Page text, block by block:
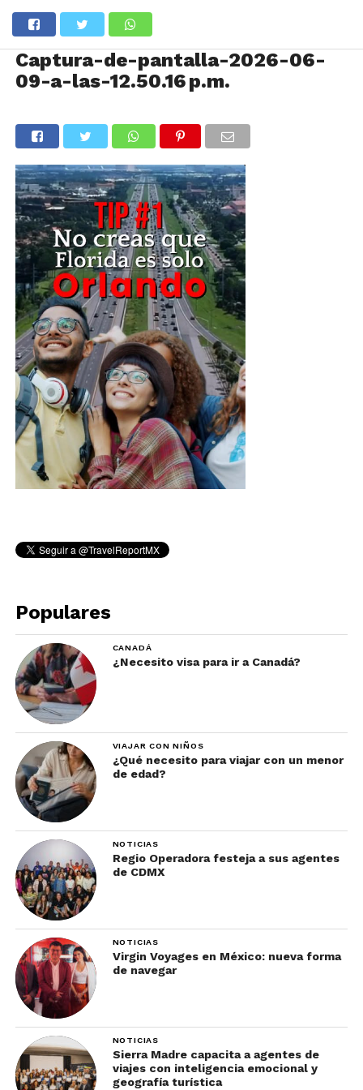
Captura-de-pantalla-2026-06-
09-a-las-12.50.16 p.m.
Populares
CANADÁ
¿Necesito visa para ir a Canadá?
VIAJAR CON NIÑOS
¿Qué necesito para viajar con un menor
de edad?
NOTICIAS
Regio Operadora festeja a sus agentes
de CDMX
NOTICIAS
Virgin Voyages en México: nueva forma
de navegar
NOTICIAS
Sierra Madre capacita a agentes de
viajes con inteligencia emocional y
geografía turística